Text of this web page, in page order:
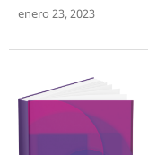
enero 23, 2023